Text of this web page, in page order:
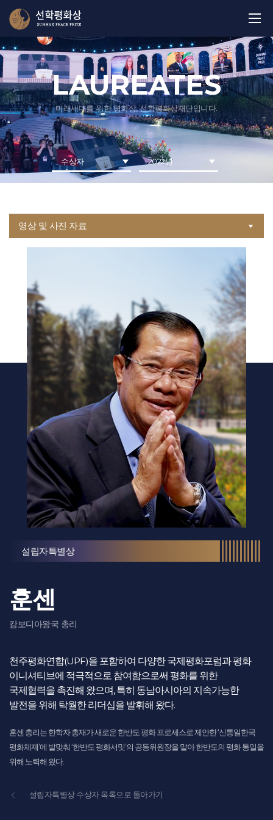
LAUREATES
미래세대를 위한 평화상, 선학평화상재단입니다.
수상자 2022년
영상 및 사진 자료
설립자특별상
훈센
캄보디아왕국 총리
천주평화연합(UPF)을 포함하여 다양한 국제평화포럼과 평화
이니셔티브에 적극적으로 참여함으로써 평화를 위한
국제협력을 촉진해 왔으며, 특히 동남아시아의 지속가능한
발전을 위해 탁월한 리더십을 발휘해 왔다.
훈센 총리는 한학자 총재가 새로운 한반도 평화 프로세스로 제안한 ‘신통일한국
평화체제’에 발맞춰 ‘한반도 평화서밋’의 공동위원장을 맡아 한반도의 평화 통일을
위해 노력해 왔다.
설립자특별상 수상자 목록으로 돌아가기